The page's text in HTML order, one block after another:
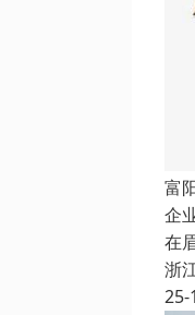
富
企
在
浙
25-